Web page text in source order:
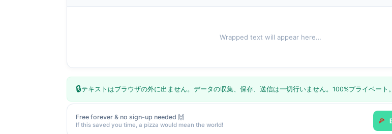
Wrapped text will appear here…
🔒テキストはブラウザの外に出ません。データの収集、保存、送信は一切行いません。100%プライベート。
Free forever & no sign-up needed 🙌
If this saved you time, a pizza would mean the world!